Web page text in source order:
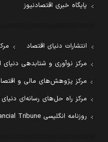
پایگاه خبری اقتصادنیوز
انتشارات دنیای اقتصاد
مرکز نوآوری و شتابدهی دنیای
مرکز پژوهش‌های مالی و
مرکز راه حل‌های رسانه‌ای
روزنامه انگلیسی Financial Tribune